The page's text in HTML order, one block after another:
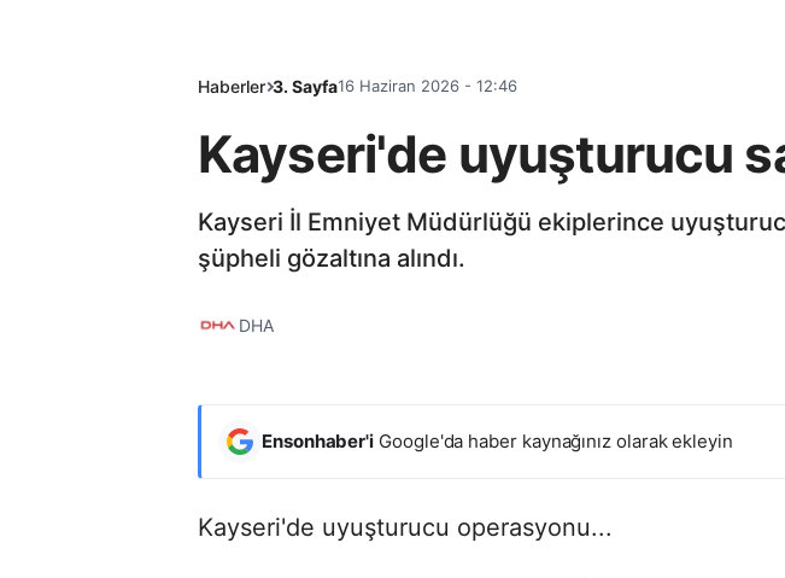
Haberler 3. Sayfa16 Haziran 2026 - 12:46
Kayseri'de uyuşturucu
Kayseri İl Emniyet Müdürlüğü ekiplerince
şüpheli gözaltına alındı.
DHA
Ensonhaber'i Google'da haber kaynağınız olarak ekleyin
Kayseri'de uyuşturucu operasyonu...